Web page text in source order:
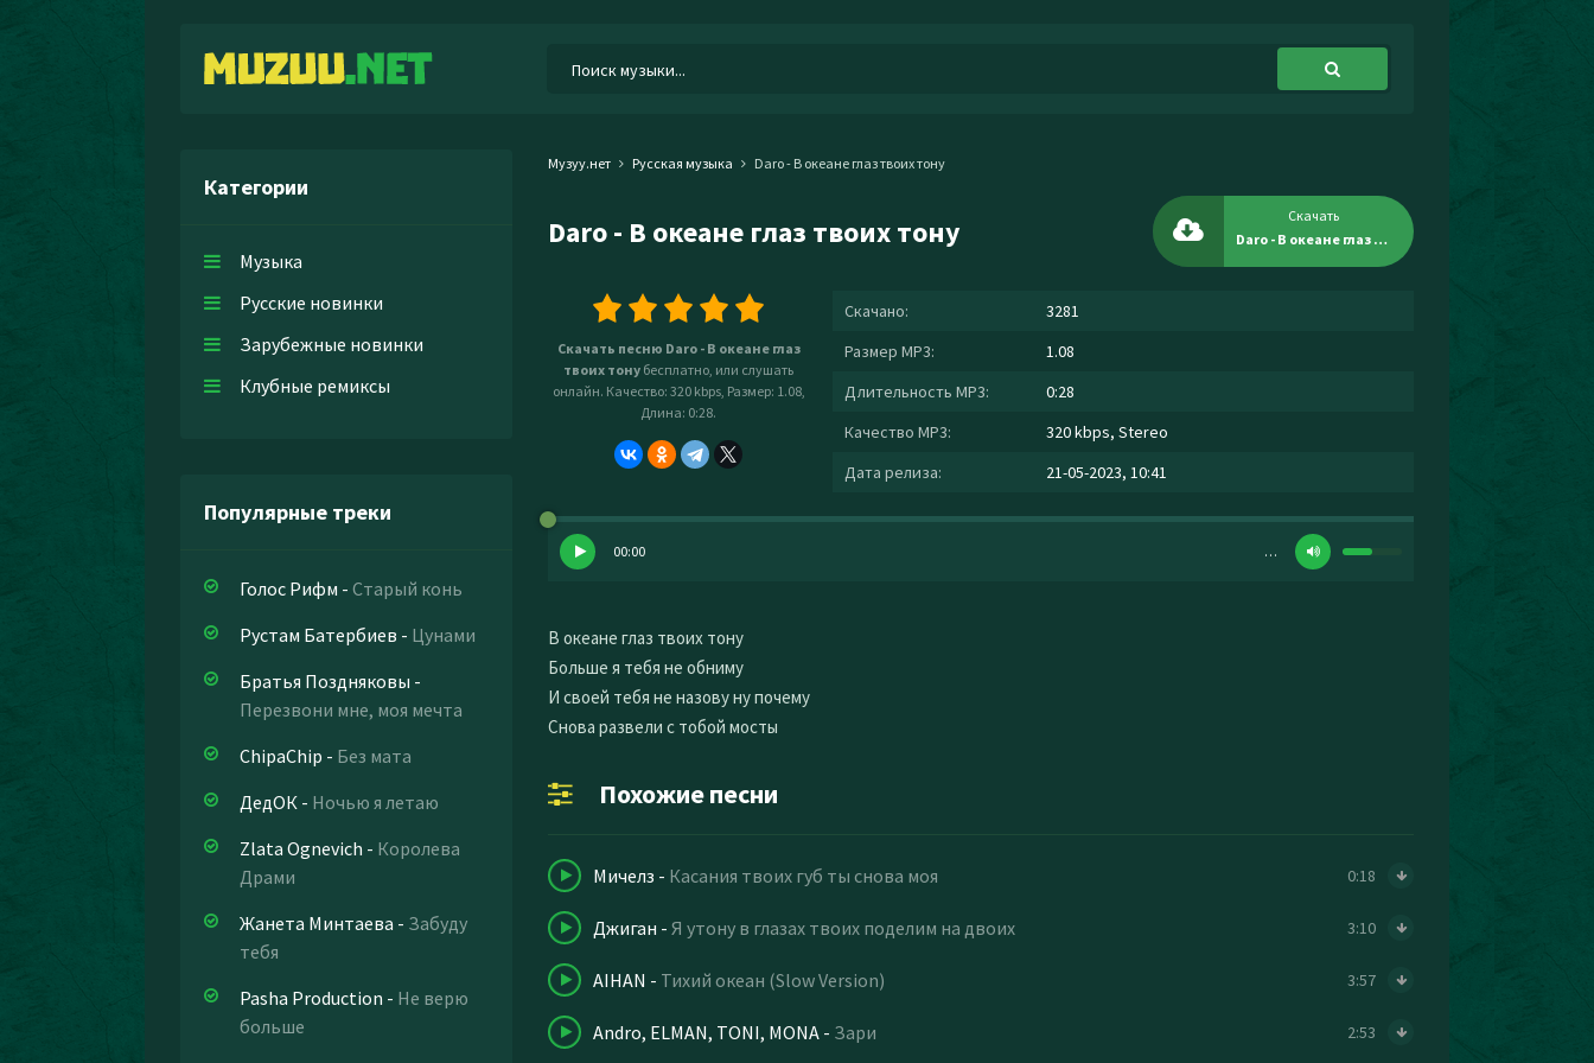
Категории
Музыка
Русские новинки
Зарубежные новинки
Клубные ремиксы
Популярные треки
Голос Рифм - Старый конь
Рустам Батербиев - Цунами
Братья Поздняковы -
Перезвони мне, моя мечта
ChipaChip - Без мата
ДедОК - Ночью я летаю
Zlata Ognevich - Королева
Драми
Жанета Минтаева - Забуду
тебя
Pasha Production - Не верю
больше
Музуу.нет Русская музыка Daro - В океане глаз твоих тону
Daro - В океане глаз твоих тону
Скачать
Daro - В океане глаз твоих тону
Скачать песню Daro - В океане глаз
твоих тону бесплатно, или слушать
онлайн. Качество: 320 kbps, Размер: 1.08,
Длина: 0:28.
Скачано:
3281
Размер MP3:
1.08
Длительность MP3:
0:28
Качество MP3:
320 kbps, Stereo
Дата релиза:
21-05-2023, 10:41
00:00 …
В океане глаз твоих тону
Больше я тебя не обниму
И своей тебя не назову ну почему
Снова развели с тобой мосты
Похожие песни
Мичелз - Касания твоих губ ты снова моя 0:18
Джиган - Я утону в глазах твоих поделим на двоих 3:10
AIHAN - Тихий океан (Slow Version) 3:57
Andro, ELMAN, TONI, MONA - Зари 2:53